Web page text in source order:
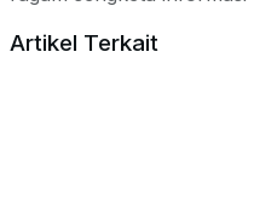
Artikel Terkait